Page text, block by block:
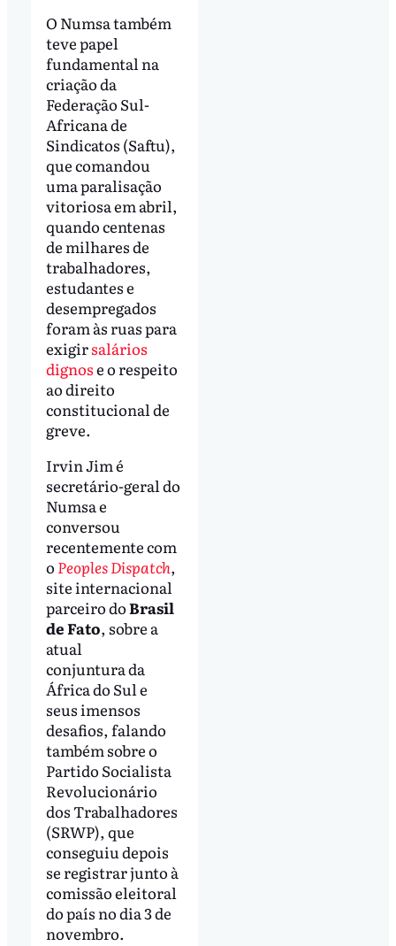
O Numsa também
teve papel
fundamental na
criação da
Federação Sul-
Africana de
Sindicatos (Saftu),
que comandou
uma paralisação
vitoriosa em abril,
quando centenas
de milhares de
trabalhadores,
estudantes e
desempregados
foram às ruas para
exigirsalários
dignose o respeito
ao direito
constitucional de
greve.
Irvin Jim é
secretário-geral do
Numsa e
conversou
recentemente com
o Peoples Dispatch,
site internacional
parceiro doBrasil
de Fato, sobre a
atual
conjuntura da
África do Sul e
seus imensos
desafios, falando
também sobre o
Partido Socialista
Revolucionário
dos Trabalhadores
(SRWP), que
conseguiu depois
se registrar junto à
comissão eleitoral
do país no dia 3 de
novembro.